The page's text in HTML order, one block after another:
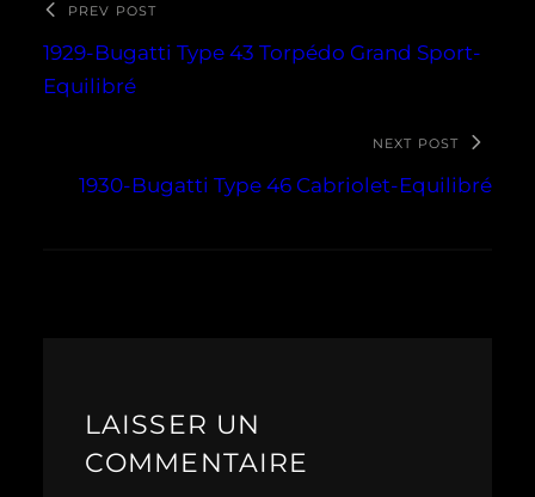
PREV POST
1929-Bugatti Type 43 Torpédo Grand Sport-
Equilibré
NEXT POST
1930-Bugatti Type 46 Cabriolet-Equilibré
LAISSER UN
COMMENTAIRE